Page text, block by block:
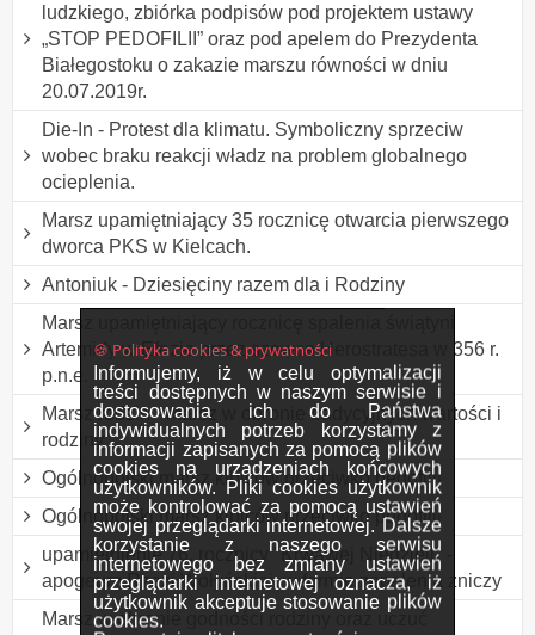
🍪 Polityka cookies & prywatności
Informujemy, iż w celu optymalizacji
treści dostępnych w naszym serwisie i
dostosowania ich do Państwa
indywidualnych potrzeb korzystamy z
informacji zapisanych za pomocą plików
cookies na urządzeniach końcowych
użytkowników. Pliki cookies użytkownik
może kontrolować za pomocą ustawień
swojej przeglądarki internetowej. Dalsze
korzystanie z naszego serwisu
internetowego bez zmiany ustawień
przeglądarki internetowej oznacza, iż
użytkownik akceptuje stosowanie plików
cookies.
ludzkiego, zbiórka podpisów pod projektem ustawy
„STOP PEDOFILII” oraz pod apelem do Prezydenta
Białegostoku o zakazie marszu równości w dniu
20.07.2019r.
Die-In - Protest dla klimatu. Symboliczny sprzeciw
wobec braku reakcji władz na problem globalnego
ocieplenia.
Marsz upamiętniający 35 rocznicę otwarcia pierwszego
dworca PKS w Kielcach.
Antoniuk - Dziesięciny razem dla i Rodziny
Marsz upamiętniający rocznicę spalenia świątyni
Artemidy w Efezie przez szewca Herostratesa w 356 r.
p.n.e.
Marsz rodzin - marsz w obronie tradycyjnych wartości i
rodziny
Ogólnopolski marsz kibiców przeciwko pedofilii
Ogólnopolski marsz kibiców przeciwko pedofilii
upamiętnienie 76. rocznicy "Krwawej Niedzieli" -
apogeum Rzezi Wołyńskiej, w formie zapalenia zniczy
Marsz w obronie godności rodziny oraz uczuć